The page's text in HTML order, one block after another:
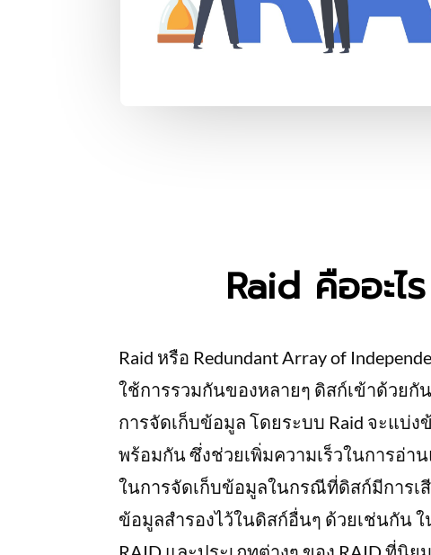
Raid คืออะไ
Raid หรือ Redundant Array of
ใช้การรวมกันของหลายๆ ดิสก์เข้าด้วยกั
การจัดเก็บข้อมูล โดยระบบ Raid จะแบ่
พร้อมกัน ซึ่งช่วยเพิ่มความเร็วในการอ่า
ในการจัดเก็บข้อมูลในกรณีที่ดิสก์มีการเ
ข้อมูลสำรองไว้ในดิสก์อื่นๆ ด้วยเช่นกัน